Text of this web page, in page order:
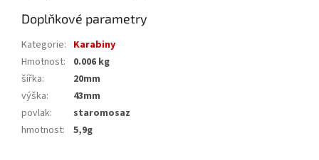
Doplňkové parametry
Kategorie: Karabiny
Hmotnost:
0.006 kg
šířka:
20mm
výška:
43mm
povlak:
staromosaz
hmotnost: 5,9g